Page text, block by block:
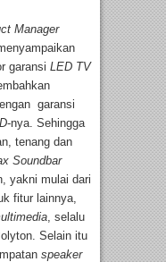
Manager
garansi LED TV
garansi
-nya. Sehingga
tenang dan
Soundbar
yakni mulai dari
fitur lainnya,
, selalu
Selain itu
speaker